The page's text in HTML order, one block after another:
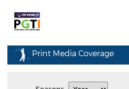
Print Media Coverage